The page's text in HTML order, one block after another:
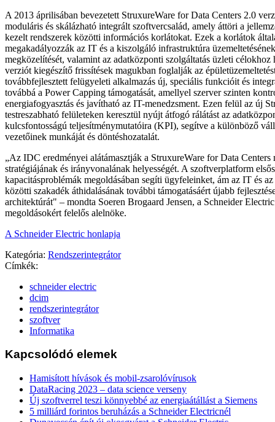
A 2013 áprilisában bevezetett StruxureWare for Data Centers 2.0
moduláris és skálázható integrált szoftvercsalád, amely áttöri a
kezelt rendszerek közötti információs korlátokat. Ezek a korlátok
megakadályozzák az IT és a kiszolgáló infrastruktúra
megközelítését, valamint az adatközponti szolgáltatás üzleti célokhoz
verziót kiegészítő frissítések magukban foglalják az
továbbfejlesztett felügyeleti alkalmazás új, speciális funkcióit és
továbbá a Power Capping támogatását, amellyel szerver szinten
energiafogyasztás és javítható az IT-menedzsment. Ezen felül az új
testreszabható felületeken keresztül nyújt átfogó rálátást az
kulcsfontosságú teljesítménymutatóira (KPI), segítve a különböző
vezetőinek munkáját és döntéshozatalát.
„Az IDC eredményei alátámasztják a StruxureWare for Data Centers
stratégiájának és irányvonalának helyességét. A szoftverplatform
kapacitásproblémák megoldásában segíti ügyfeleinket, ám az IT és
közötti szakadék áthidalásának további támogatásáért újabb
architektúrát" – mondta Soeren Brogaard Jensen, a Schneider
megoldásokért felelős alelnöke.
A Schneider Electric honlapja
Kategória: Rendszerintegrátor
Címkék:
schneider electric
dcim
rendszerintegrátor
szoftver
Informatika
Kapcsolódó elemek
Hamisított hívások és mobil-zsarolóvírusok
DataRacing 2023 – data science verseny
Új szoftverrel teszi könnyebbé az energiaátállást a Siemens
5 milliárd forintos beruházás a Schneider Electricnél